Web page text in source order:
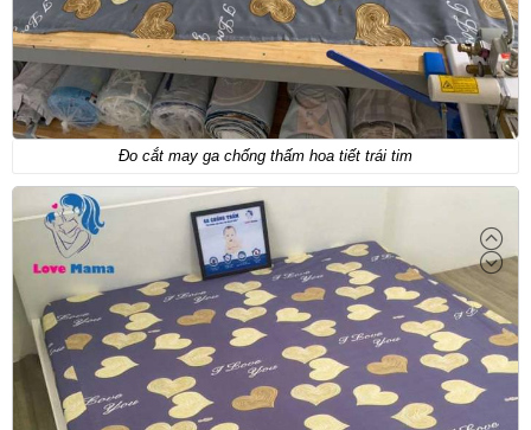
Đo cắt may ga chống thấm hoa tiết trái tim